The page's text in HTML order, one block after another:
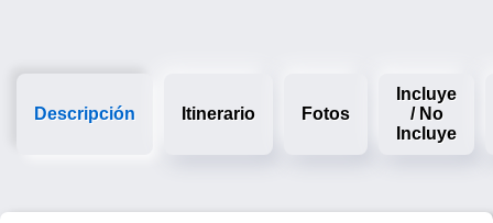
Descripción Itinerario Fotos
Incluye
/ No
Incluye